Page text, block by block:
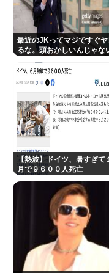
愛国者、値下げ
上野恩賜公園👈
この映画は観な
近場で「天の川」
NHK受信料パト
を受け「検討を
【徹底討論】ワイ
ない。
Powered by livedoor
最近のJKってマジですぐヤ
るな。頭おかしいんじゃな
【熱波】ドイツ、暑すぎて
月で９６００人死亡